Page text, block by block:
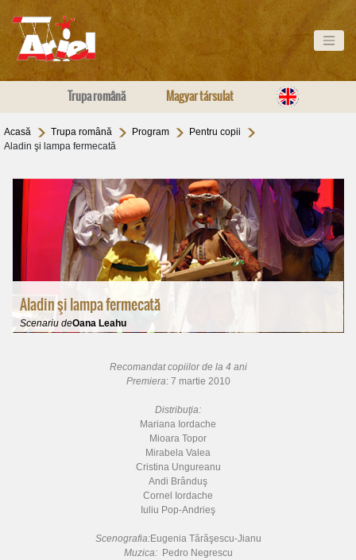
Trupa română Magyar társulat
Acasă Trupa română Program
Pentru copii
Aladin şi lampa fermecată
Aladin şi lampa fermecată
Scenariu deOana Leahu
Recomandat copiilor de la 4 ani
Premiera: 7 martie 2010
Distribuţia:
Mariana Iordache
Mioara Topor
Mirabela Valea
Cristina Ungureanu
Andi Brânduş
Cornel Iordache
Iuliu Pop-Andrieş
Scenografia:Eugenia Tărăşescu-Jianu
Muzica: Pedro Negrescu